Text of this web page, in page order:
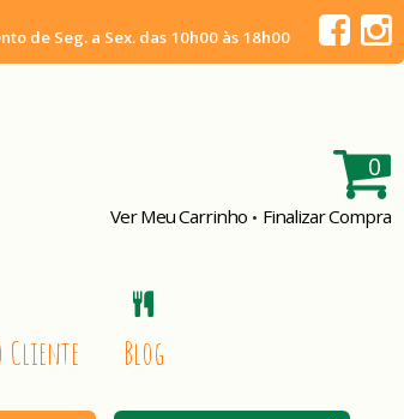
de Seg. a Sex. das 10h00 às 18h00
0
Ver Meu Carrinho • Finalizar Compra
Cliente Blog